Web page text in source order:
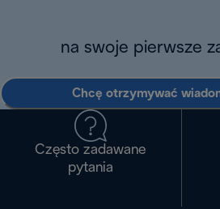
na swoje pierwsze
Chcę otrzymywać
Często zadawane
pytania